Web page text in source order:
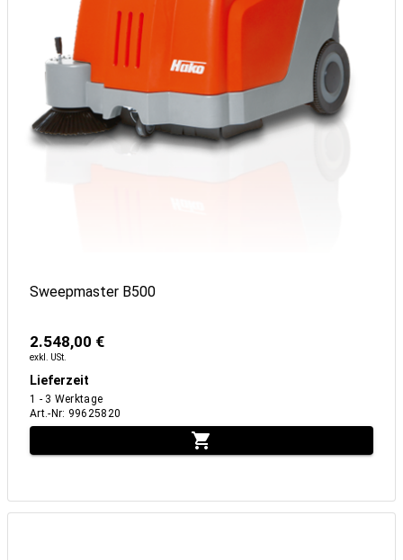
Sweepmaster B500
2.548,00 €
exkl. USt.
Lieferzeit
1 - 3 Werktage
Art.-Nr: 99625820